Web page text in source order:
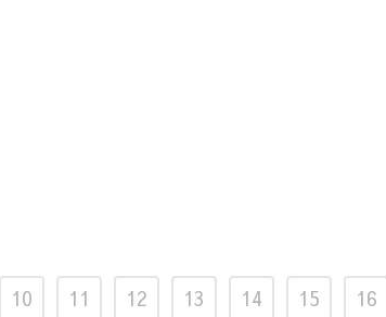
10 11 12 13 14 15 16